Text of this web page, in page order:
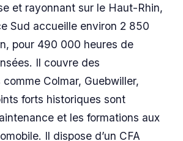
et rayonnant sur le Haut-Rhin,
Sud accueille environ 2 850
pour 490 000 heures de
Il couvre des
Colmar, Guebwiller,
forts historiques sont
et les formations aux
Il dispose d’un CFA